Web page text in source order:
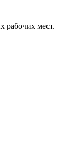
рабочих мест.